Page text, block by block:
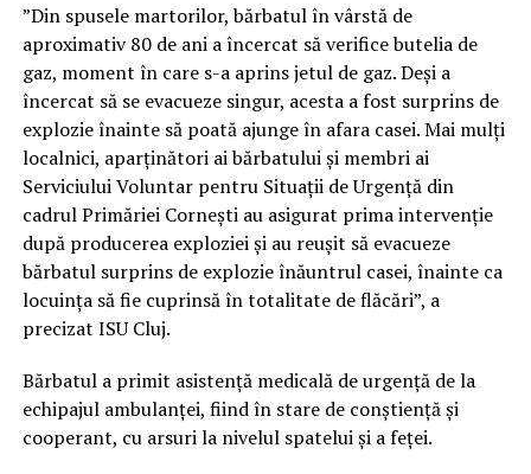
”Din spusele martorilor, bărbatul în vârstă de
aproximativ 80 de ani a încercat să verifice butelia de
gaz, moment în care s-a aprins jetul de gaz. Deși a
încercat să se evacueze singur, acesta a fost surprins de
explozie înainte să poată ajunge în afara casei. Mai mulți
localnici, aparținători ai bărbatului și membri ai
Serviciului Voluntar pentru Situații de Urgență din
cadrul Primăriei Cornești au asigurat prima intervenție
după producerea exploziei și au reușit să evacueze
bărbatul surprins de explozie înăuntrul casei, înainte ca
locuința să fie cuprinsă în totalitate de flăcări”, a
precizat ISU Cluj.
Bărbatul a primit asistență medicală de urgență de la
echipajul ambulanței, fiind în stare de conștiență și
cooperant, cu arsuri la nivelul spatelui și a feței.